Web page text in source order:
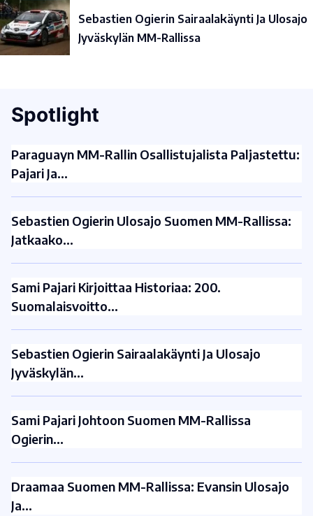
Sebastien Ogierin Sairaalakäynti Ja Ulosajo
Jyväskylän MM-Rallissa
Spotlight
Paraguayn MM-Rallin Osallistujalista Paljastettu:
Pajari Ja…
Sebastien Ogierin Ulosajo Suomen MM-Rallissa:
Jatkaako…
Sami Pajari Kirjoittaa Historiaa: 200.
Suomalaisvoitto…
Sebastien Ogierin Sairaalakäynti Ja Ulosajo
Jyväskylän…
Sami Pajari Johtoon Suomen MM-Rallissa
Ogierin…
Draamaa Suomen MM-Rallissa: Evansin Ulosajo
Ja…